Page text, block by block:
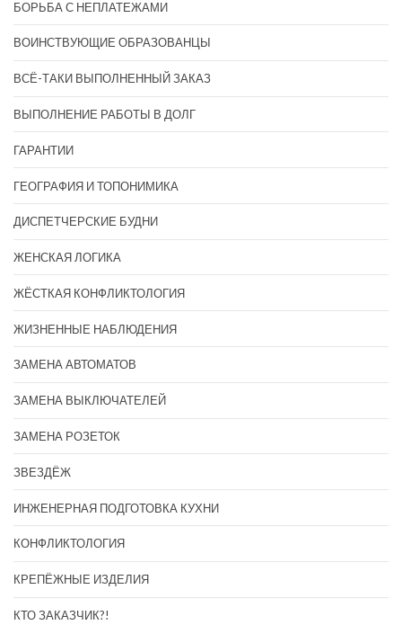
БОРЬБА С НЕПЛАТЕЖАМИ
ВОИНСТВУЮЩИЕ ОБРАЗОВАНЦЫ
ВСЁ-ТАКИ ВЫПОЛНЕННЫЙ ЗАКАЗ
ВЫПОЛНЕНИЕ РАБОТЫ В ДОЛГ
ГАРАНТИИ
ГЕОГРАФИЯ И ТОПОНИМИКА
ДИСПЕТЧЕРСКИЕ БУДНИ
ЖЕНСКАЯ ЛОГИКА
ЖЁСТКАЯ КОНФЛИКТОЛОГИЯ
ЖИЗНЕННЫЕ НАБЛЮДЕНИЯ
ЗАМЕНА АВТОМАТОВ
ЗАМЕНА ВЫКЛЮЧАТЕЛЕЙ
ЗАМЕНА РОЗЕТОК
ЗВЕЗДЁЖ
ИНЖЕНЕРНАЯ ПОДГОТОВКА КУХНИ
КОНФЛИКТОЛОГИЯ
КРЕПЁЖНЫЕ ИЗДЕЛИЯ
КТО ЗАКАЗЧИК?!